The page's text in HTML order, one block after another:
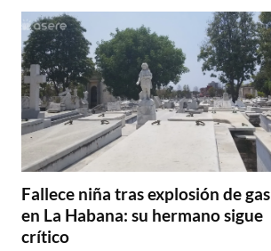
Fallece niña tras explosión de gas
en La Habana: su hermano sigue
crítico